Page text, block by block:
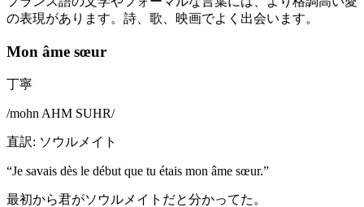
の表現があります。詩、歌、映画でよく出会います。
Mon âme sœur
丁寧
/mohn AHM SUHR/
直訳: ソウルメイト
“Je savais dès le début que tu étais mon âme sœur.”
最初から君がソウルメイトだと分かってた。